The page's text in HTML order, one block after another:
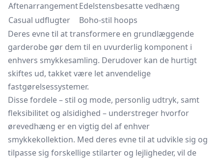
AftenarrangementEdelstensbesatte vedhæng
Casual udflugter
Boho-stil hoops
Deres evne til at transformere en grundlæggende
garderobe gør dem til en uvurderlig komponent i
enhvers smykkesamling. Derudover kan de hurtigt
skiftes ud, takket være let anvendelige
fastgørelsessystemer.
Disse fordele – stil og mode, personlig udtryk, samt
fleksibilitet og alsidighed – understreger hvorfor
ørevedhæng er en vigtig del af enhver
smykkekollektion. Med deres evne til at udvikle sig og
tilpasse sig forskellige stilarter og lejligheder, vil de